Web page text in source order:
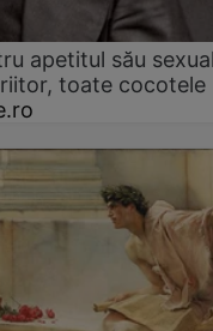
apetitul său
toate cocotele